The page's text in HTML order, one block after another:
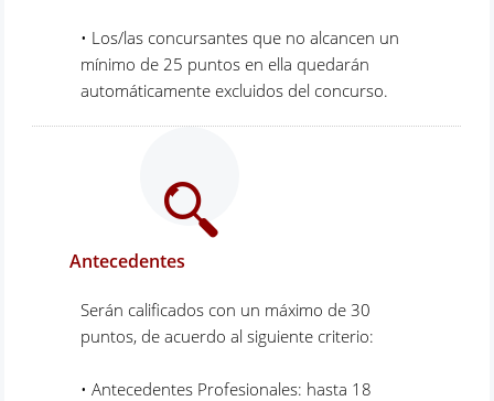
• Los/las concursantes que no alcancen un
mínimo de 25 puntos en ella quedarán
automáticamente excluidos del concurso.
Antecedentes
Serán calificados con un máximo de 30
puntos, de acuerdo al siguiente criterio:
• Antecedentes Profesionales: hasta 18